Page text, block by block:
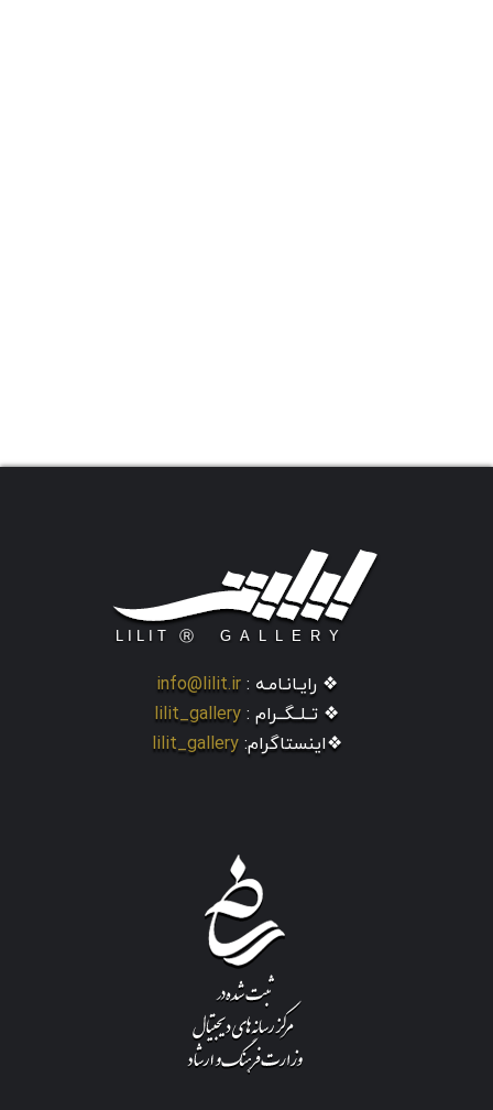
❖ رایـانـامـه : info@lilit.ir
❖ تــلــگــرام : lilit_gallery
❖اینستاگرام: lilit_gallery